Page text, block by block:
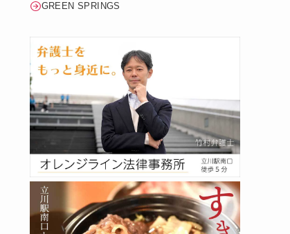
GREEN SPRINGS